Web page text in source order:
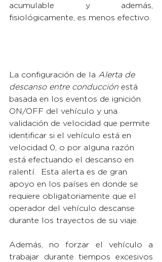
acumulable y además,
fisiológicamente, es menos efectivo.
La configuración de la Alerta de
descanso entre conducción está
basada en los eventos de ignición
ON/OFF del vehículo y una
validación de velocidad que permite
identificar si el vehículo está en
velocidad 0, o por alguna razón
está efectuando el descanso en
ralentí.  Esta alerta es de gran
apoyo en los países en donde se
requiere obligatoriamente que el
operador del vehículo descanse
durante los trayectos de su viaje.
Además, no forzar el vehículo a
trabajar durante tiempos excesivos